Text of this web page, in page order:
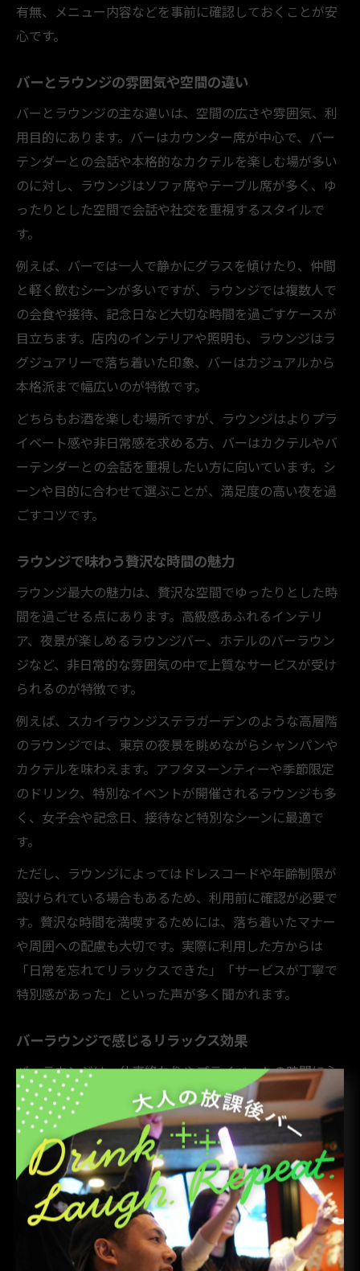
有無、メニュー内容などを事前に確認しておくことが安
心です。
バーとラウンジの雰囲気や空間の違い
バーとラウンジの主な違いは、空間の広さや雰囲気、利
用目的にあります。バーはカウンター席が中心で、バー
テンダーとの会話や本格的なカクテルを楽しむ場が多い
のに対し、ラウンジはソファ席やテーブル席が多く、ゆ
ったりとした空間で会話や社交を重視するスタイルで
す。
例えば、バーでは一人で静かにグラスを傾けたり、仲間
と軽く飲むシーンが多いですが、ラウンジでは複数人で
の会食や接待、記念日など大切な時間を過ごすケースが
目立ちます。店内のインテリアや照明も、ラウンジはラ
グジュアリーで落ち着いた印象、バーはカジュアルから
本格派まで幅広いのが特徴です。
どちらもお酒を楽しむ場所ですが、ラウンジはよりプラ
イベート感や非日常感を求める方、バーはカクテルやバ
ーテンダーとの会話を重視したい方に向いています。シ
ーンや目的に合わせて選ぶことが、満足度の高い夜を過
ごすコツです。
ラウンジで味わう贅沢な時間の魅力
ラウンジ最大の魅力は、贅沢な空間でゆったりとした時
間を過ごせる点にあります。高級感あふれるインテリ
ア、夜景が楽しめるラウンジバー、ホテルのバーラウン
ジなど、非日常的な雰囲気の中で上質なサービスが受け
られるのが特徴です。
例えば、スカイラウンジステラガーデンのような高層階
のラウンジでは、東京の夜景を眺めながらシャンパンや
カクテルを味わえます。アフタヌーンティーや季節限定
のドリンク、特別なイベントが開催されるラウンジも多
く、女子会や記念日、接待など特別なシーンに最適で
す。
ただし、ラウンジによってはドレスコードや年齢制限が
設けられている場合もあるため、利用前に確認が必要で
す。贅沢な時間を満喫するためには、落ち着いたマナー
や周囲への配慮も大切です。実際に利用した方からは
「日常を忘れてリラックスできた」「サービスが丁寧で
特別感があった」といった声が多く聞かれます。
バーラウンジで感じるリラックス効果
バーラウンジは、仕事終わりやプライベートの時間に心
身をリラックスさせる空間として高く評価されていま
す。落ち着いた照明や心地よい音楽、程よい距離感の接
客が、日常の喧騒を忘れさせてくれます。バーラウンジ
とは、くつろぎながら自分のペースでお酒や会話を楽し
むための場所です。
例えば、カウンターでバーテンダーと静かに会話を楽し
んだり、グループでソファ席に座りながらゆったりとし